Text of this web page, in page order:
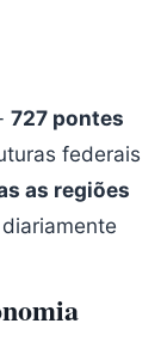
727 pontes
federais
as regiões